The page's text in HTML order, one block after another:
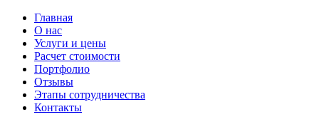
Главная
О нас
Услуги и цены
Расчет стоимости
Портфолио
Отзывы
Этапы сотрудничества
Контакты